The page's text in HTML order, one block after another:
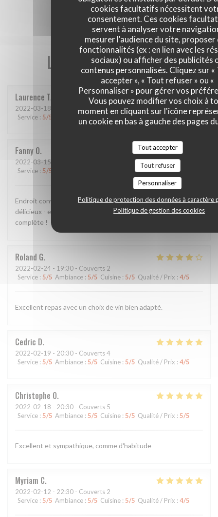
cookies facultatifs nécessitent
consentement. Ces cookies
servent à analyser votre
mesurer l'audience du site, proposer
fonctionnalités (ex : en lien avec les
sociaux) ou afficher des publicités
contenus personnalisés. Cliquez sur «
accepter », « Tout refuser » ou «
Personnaliser » pour gérer vos
Vous pouvez modifier vos choix à
moment en cliquant sur l'icône
un cookie en bas à gauche des pages
Tout accepter
Tout refuser
Personnaliser
Politique de protection des données à caractère
Politique de gestion des cookies
Les avis de nos clients
Laurence T
2022-03-18 - 19:30 - Couverts 2
Service : 5/5 Cuisine 4 /5 Qualité / Prix :
Fanny O
2022-03-15
Service : 5/5 /5 Qualité / Prix:5
Endroit convivial et cosy , personnel très agréable et repas
délicieux - en face des théâtres , idéal pour une soirée
complète !
Roland G
2022-02-24 - 19:30 - Couverts 2
Service : 5/5 Ambiance : 5/5 Cuisine : 5/5 Qualité / Prix : 4/5
Excellent repas avec un choix de vin bien adapté.
Cedric D
2022-02-19 - 20:30 - Couverts 4
Service : 5/5 Ambiance : 5/5 Cuisine : 5/5 Qualité / Prix : 4/5
Christophe O
2022-02-18 - 20:30 - Couverts 5
Service : 5/5 Ambiance : 5/5 Cuisine : 5/5 Qualité / Prix : 5/5
Excellent et sympathique, comme d'habitude
Myriam C
2022-02-12 - 22:30 - Couverts 2
Service : 5/5 Ambiance : 5/5 Cuisine : 5/5 Qualité / Prix : 4/5